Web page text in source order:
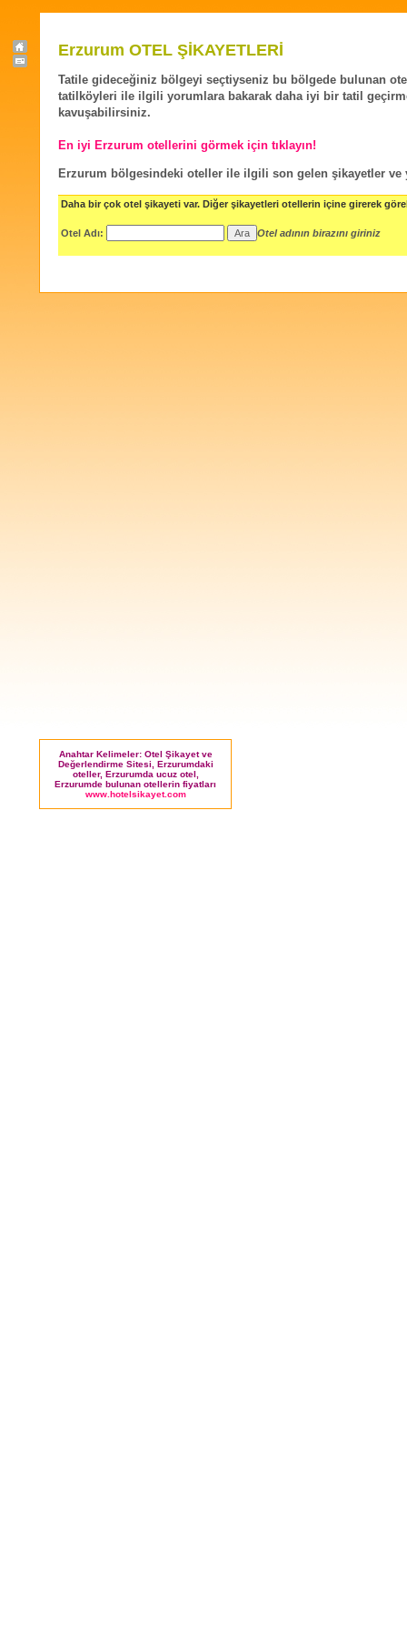
Erzurum OTEL ŞİKAYETLERİ
Tatile gideceğiniz bölgeyi seçtiyseniz bu bölgede bulunan
tatilköyleri ile ilgili yorumlara bakarak daha iyi bir tatil
kavuşabilirsiniz.
En iyi Erzurum otellerini görmek için tıklayın!
Erzurum bölgesindeki oteller ile ilgili son gelen şikayetler ve
Daha bir çok otel şikayeti var. Diğer şikayetleri otellerin içine girerek
Otel Adı: Otel adının birazını giriniz
Anahtar Kelimeler: Otel Şikayet ve
Değerlendirme Sitesi, Erzurumdaki
oteller, Erzurumda ucuz otel,
Erzurumde bulunan otellerin fiyatları
www.hotelsikayet.com